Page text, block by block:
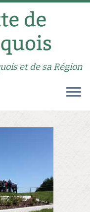
et de sa Région